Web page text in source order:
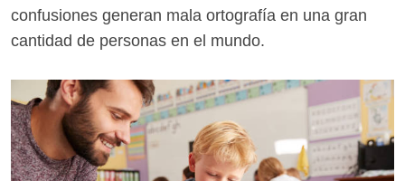
confusiones generan mala ortografía en una gran
cantidad de personas en el mundo.